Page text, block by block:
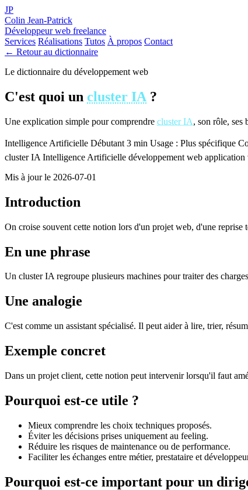
JP
Colin Jean-Patrick
Développeur web freelance
Services Réalisations Tutos À propos Contact
← Retour au dictionnaire
Le dictionnaire du développement web
C'est quoi un cluster IA ?
Une explication simple pour comprendre cluster IA, son rôle, ses
Intelligence Artificielle Débutant 3 min Usage : Plus spécifique
cluster IA Intelligence Artificielle développement web application
Mis à jour le 2026-07-01
Introduction
On croise souvent cette notion lors d'un projet web, d'une reprise
En une phrase
Un cluster IA regroupe plusieurs machines pour traiter des
Une analogie
C'est comme un assistant spécialisé. Il peut aider à lire, trier,
Exemple concret
Dans un projet client, cette notion peut intervenir lorsqu'il faut
Pourquoi est-ce utile ?
Mieux comprendre les choix techniques proposés.
Éviter les décisions prises uniquement au feeling.
Réduire les risques de maintenance ou de performance.
Faciliter les échanges entre métier, prestataire et
Pourquoi est-ce important pour un